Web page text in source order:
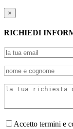
×
RICHIEDI
Accetto termini e